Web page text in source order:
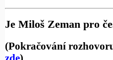
Je Miloš Zeman pro
(Pokračování